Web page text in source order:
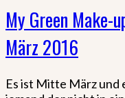
My Green Make-
März 2016
Es ist Mitte März und